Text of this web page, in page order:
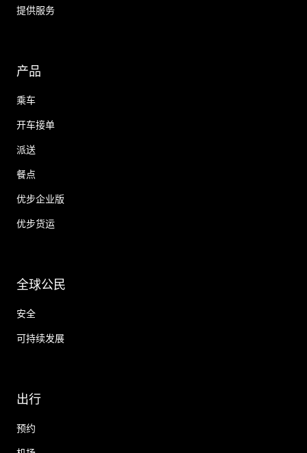
提供服务
产品
乘车
开车接单
派送
餐点
优步企业版
优步货运
全球公民
安全
可持续发展
出行
预约